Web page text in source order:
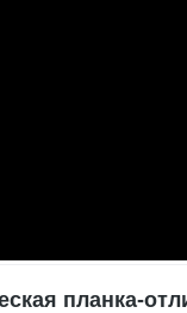
планка-